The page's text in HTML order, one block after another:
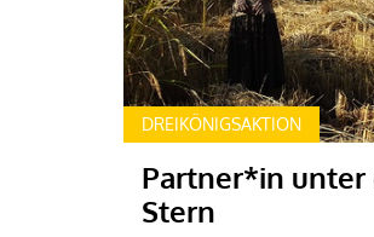
DREIKÖNIGSAKTION
Partner*in unter
Stern